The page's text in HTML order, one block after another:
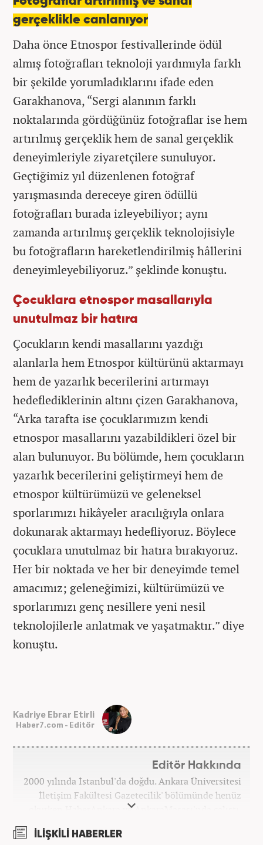
gerçeklikle canlanıyor
Daha önce Etnospor festivallerinde ödül
almış fotoğrafları teknoloji yardımıyla farklı
bir şekilde yorumladıklarını ifade eden
Garakhanova, “Sergi alanının farklı
noktalarında gördüğünüz fotoğraflar ise hem
artırılmış gerçeklik hem de sanal gerçeklik
deneyimleriyle ziyaretçilere sunuluyor.
Geçtiğimiz yıl düzenlenen fotoğraf
yarışmasında dereceye giren ödüllü
fotoğrafları burada izleyebiliyor; aynı
zamanda artırılmış gerçeklik teknolojisiyle
bu fotoğrafların hareketlendirilmiş hâllerini
deneyimleyebiliyoruz.” şeklinde konuştu.
Çocuklara etnospor masallarıyla
unutulmaz bir hatıra
Çocukların kendi masallarını yazdığı
alanlarla hem Etnospor kültürünü aktarmayı
hem de yazarlık becerilerini artırmayı
hedeflediklerinin altını çizen Garakhanova,
“Arka tarafta ise çocuklarımızın kendi
etnospor masallarını yazabildikleri özel bir
alan bulunuyor. Bu bölümde, hem çocukların
yazarlık becerilerini geliştirmeyi hem de
etnospor kültürümüzü ve geleneksel
sporlarımızı hikâyeler aracılığıyla onlara
dokunarak aktarmayı hedefliyoruz. Böylece
çocuklara unutulmaz bir hatıra bırakıyoruz.
Her bir noktada ve her bir deneyimde temel
amacımız; geleneğimizi, kültürümüzü ve
sporlarımızı genç nesillere yeni nesil
teknolojilerle anlatmak ve yaşatmaktır.” diye
konuştu.
Kadriye Ebrar Etirli
Haber7.com - Editör
Editör Hakkında
2000 yılında İstanbul'da doğdu. Ankara Üniversitesi
İletişim Fakültesi Gazetecilik' bölümünde henüz
okurken HaberAnkara ve AnkaraMasası'nda çalıştı.
2022 yılındaki mezuniyetinin ardından Beyaz TV'de
'Haber Editörü' pozisyonunda görev aldı. 2024
İLİŞKİLİ HABERLER